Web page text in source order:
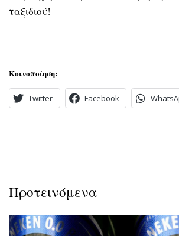
ταξιδιού!
Κοινοποίηση:
Twitter Facebook
Προτεινόμενα